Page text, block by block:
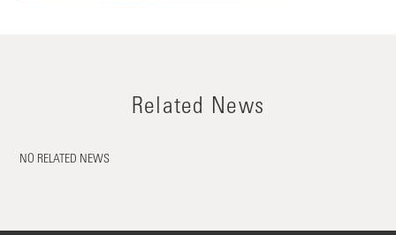
Related News
NO RELATED NEWS